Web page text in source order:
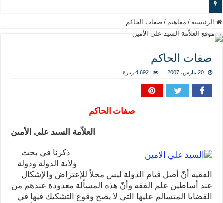
www.alamine.net
مواقف وآراء العلاّمة السيد علي الأمين من الأحداث والقضايا - اضغط للاطلاع
إذا كان التسنن هو الإيمان بسنة رسول الله ( صلى الله عليه وآله) فكلّ
علاقات المذاهب والأديان لا يجوز أن تكون على حساب الأوطان
لن تحمينا مذاهبنا ولا طوائفنا ولا أحزابنا ولا جماعاتنا، بل الإنصهار الوطني والدولة
ليست المنفعة تأتي من إسلامية النّظام كما لا تأتي المضرة من مسيحية النظام
نسج العلاقة مع الآخر تكون من خلال منظومة القيم و المبادئ الانسانية التي تجعل
الرئيسية / مفاهيم / صفات الحاكم
صفات الحاكم
20 مارس، 2007 4,692 زيارة
صفات الحاكم
العلاّمة السيد علي الأمين
– ذكرنا في بحث
ولاية الدولة ودولة
الفقيه أنّ أصل قيام الدولة ليس محلاً للإعتراض والإشكال
عند أساطين علم الفقه وأنّ هذه المسألة معدودة عندهم من
القضايا المتسالم عليها التي لا يصح وقوع التشكيك فيها في